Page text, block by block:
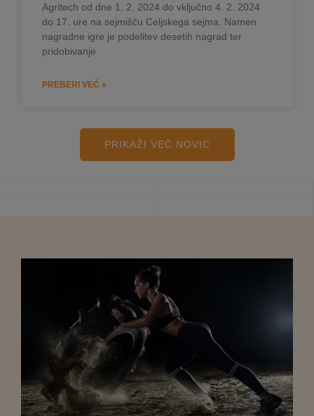
Agritech od dne 1. 2. 2024 do vključno 4. 2. 2024
do 17. ure na sejmišču Celjskega sejma. Namen
nagradne igre je podelitev desetih nagrad ter
pridobivanje
PREBERI VEČ »
PRIKAŽI VEČ NOVIC